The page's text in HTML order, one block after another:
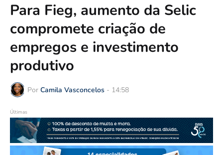
Para Fieg, aumento da Selic
compromete criação de
empregos e investimento
produtivo
Por Camila Vasconcelos - 14:58
Últimas